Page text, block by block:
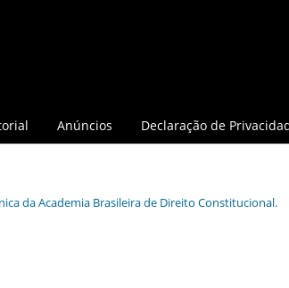
Anúncios Declaração de
da Academia Brasileira de Direito Constitucional.